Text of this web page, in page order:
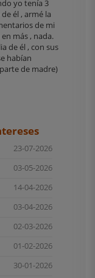
yo tenía 3
él , armé la
de mi
más , nada.
de él , con sus
habían
de madre)
23-07-2026
03-05-2026
14-04-2026
03-04-2026
02-03-2026
01-02-2026
30-01-2026